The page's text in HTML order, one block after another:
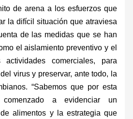
de arena a los esfuerzos que
la difícil situación que atraviesa
de las medidas que se han
el aislamiento preventivo y el
comerciales, para
virus y preservar, ante todo, la
“Sabemos que por esta
a evidenciar un
alimentos y la estrategia que